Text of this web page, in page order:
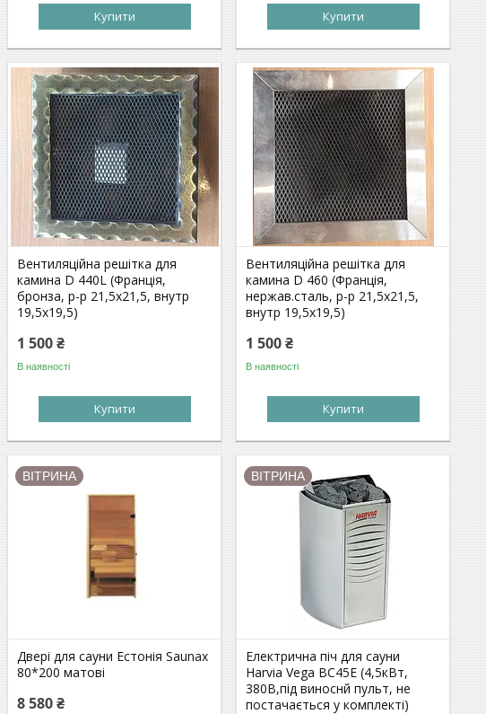
Купити Купити
Вентиляційна решітка для
камина D 440L (Франція,
бронза, р-р 21,5х21,5, внутр
19,5х19,5)
1 500 ₴
В наявності
Купити
Вентиляційна решітка для
камина D 460 (Франція,
нержав.сталь, р-р 21,5х21,5,
внутр 19,5х19,5)
1 500 ₴
В наявності
Купити
ВІТРИНА
Двері для сауни Естонія Saunax
80*200 матові
8 580 ₴
ВІТРИНА
Електрична піч для сауни
Harvia Vega BC45E (4,5кВт,
380В,під виноснй пульт, не
постачається у комплекті)